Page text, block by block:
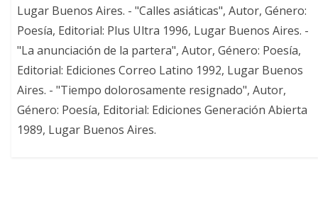
Lugar Buenos Aires. - "Calles asiáticas", Autor, Género:
Poesía, Editorial: Plus Ultra 1996, Lugar Buenos Aires. -
"La anunciación de la partera", Autor, Género: Poesía,
Editorial: Ediciones Correo Latino 1992, Lugar Buenos
Aires. - "Tiempo dolorosamente resignado", Autor,
Género: Poesía, Editorial: Ediciones Generación Abierta
1989, Lugar Buenos Aires.